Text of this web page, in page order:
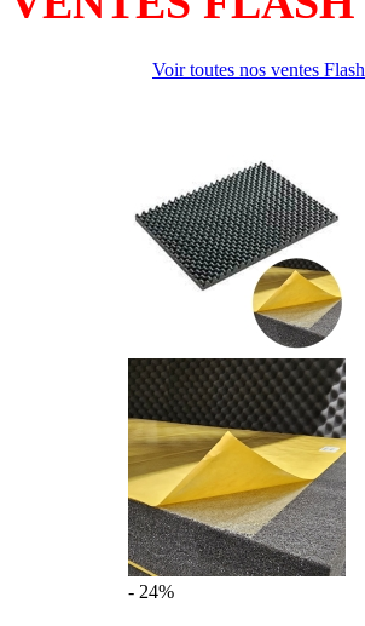
Voir toutes nos ventes Flash
- 24%